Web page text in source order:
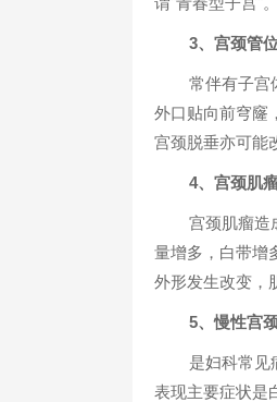
3、宫颈管
常伴有子宫
外口贴向前穹窿
宫颈脱垂亦可能
4、宫颈肌
宫颈肌瘤造
量增多，白带增
外形发生改变，
5、慢性宫
是妇科常见
表现主要症状是